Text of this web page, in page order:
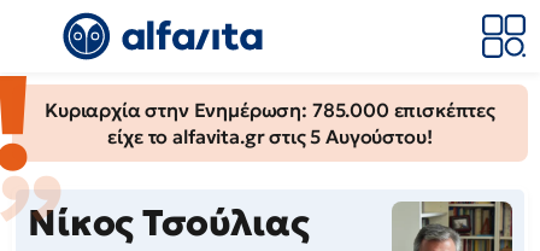
Κυριαρχία στην Ενημέρωση: 785.000 επισκέπτες
είχε το alfavita.gr στις 5 Αυγούστου!
Νίκος Τσούλιας